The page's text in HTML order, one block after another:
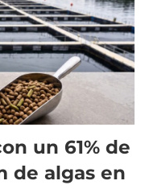
un 61% de
de algas en